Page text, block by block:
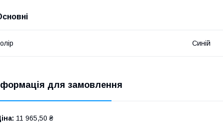
Синій
для замовлення
11 965,50 ₴